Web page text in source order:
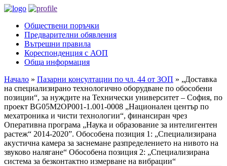
Обществени поръчки
Предварителни обявления
Вътрешни правила
Кореспонденция с АОП
Обща информация
Начало » Пазарни консултации по чл. 44 от ЗОП » „Доставка
на специализирано технологично оборудване по обособени
позиции“, за нуждите на Технически университет – София, по
проект BG05M2OP001-1.001-0008 „Национален център по
мехатроника и чисти технологии“, финансиран чрез
Оперативна програма „Наука и образование за интелигентен
растеж“ 2014-2020”. Обособена позиция 1: „Специализирана
акустична камера за заснемане разпределението на нивото на
звуково налягане“ Обособена позиция 2: „Специализирана
система за безконтактно измерване на вибрации“